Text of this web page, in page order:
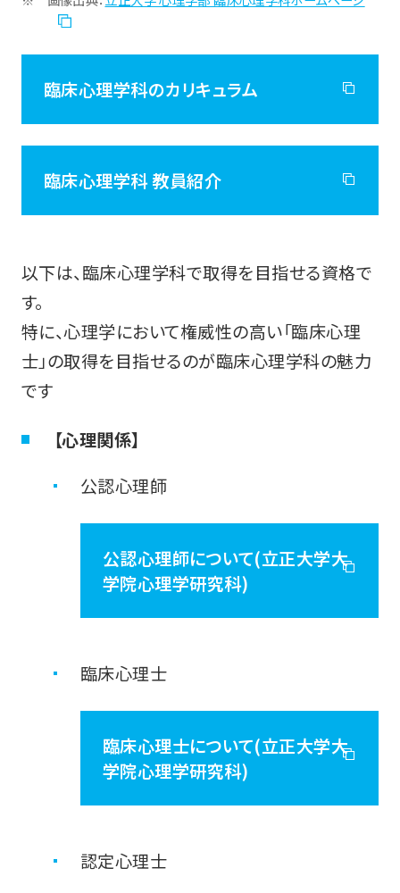
臨床心理学科のカリキュラム
臨床心理学科 教員紹介
以下は、臨床心理学科で取得を目指せる資格で
す。
特に、心理学において権威性の高い「臨床心理
士」の取得を目指せるのが臨床心理学科の魅力
です
【心理関係】
公認心理師
公認心理師について(立正大学大
学院心理学研究科)
臨床心理士
臨床心理士について(立正大学大
学院心理学研究科)
認定心理士